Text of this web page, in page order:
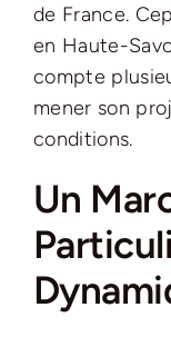
de France.
en Haute-
compte
mener son
conditions.
Un